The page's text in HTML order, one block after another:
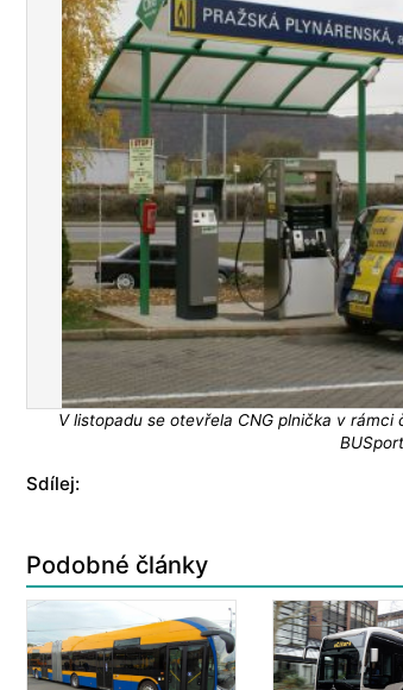
V listopadu se otevřela CNG plnička v
Sdílej:
Podobné články